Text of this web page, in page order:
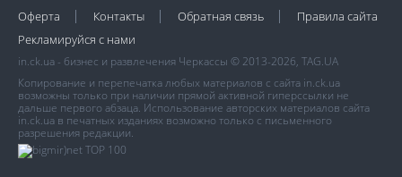
Оферта Контакты Обратная связь
Правила сайта
Рекламируйся с нами
in.ck.ua - бизнес и развлечения Черкассы © 2013-2026, TAG.UA
Копирование и перепечатка любых материалов с сайта in.ck.ua
возможны только при наличии прямой активной гиперссылки не
дальше первого абзаца. Использование авторских материалов сайта
in.ck.ua в печатных изданиях возможно только с письменного
разрешения редакции.